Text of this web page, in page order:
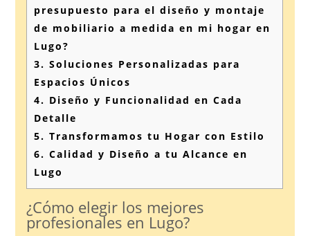
presupuesto para el diseño y montaje
de mobiliario a medida en mi hogar en
Lugo?
3. Soluciones Personalizadas para
Espacios Únicos
4. Diseño y Funcionalidad en Cada
Detalle
5. Transformamos tu Hogar con Estilo
6. Calidad y Diseño a tu Alcance en
Lugo
¿Cómo elegir los mejores
profesionales en Lugo?